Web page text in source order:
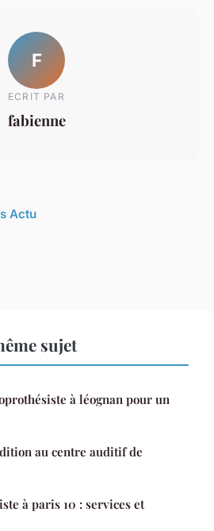
F
ECRIT PAR
fabienne
Actu
sujet
à léognan pour un
au centre auditif de
à paris 10 : services et